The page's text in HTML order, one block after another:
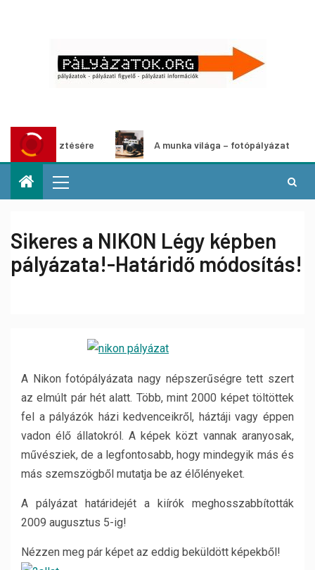
fejlesztésére A munka világa – fotópályázat
Sikeres a NIKON Légy képben
pályázata!-Határidő módosítás!
A Nikon fotópályázata nagy népszerűségre tett szert
az elmúlt pár hét alatt. Több, mint 2000 képet töltöttek
fel a pályázók házi kedvenceikről, háztáji vagy éppen
vadon élő állatokról. A képek közt vannak aranyosak,
művésziek, de a legfontosabb, hogy mindegyik más és
más szemszögből mutatja be az élőlényeket.
A pályázat határidejét a kiírók meghosszabbították
2009 augusztus 5-ig!
Nézzen meg pár képet az eddig beküldött képekből!